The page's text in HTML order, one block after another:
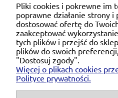
Moje
Płatności i
Pliki cookies i pokrewne im
poprawne działanie strony i
dostosować ofertę do
zaakceptować
tych plików i przejść do
plików do swoich
"Dostosuj zgody".
Więcej o plikach cookies
Polityce prywatności.